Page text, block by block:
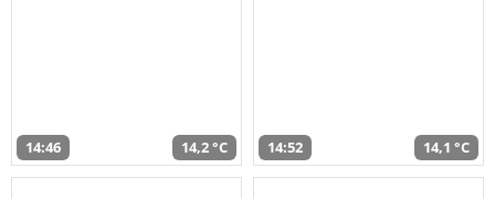
14:46 14,2 °C 14:52 14,1 °C